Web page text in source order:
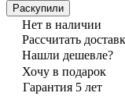
Раскупили
Нет в наличии
Рассчитать
Нашли дешевле?
Хочу в подарок
Гарантия 5 лет